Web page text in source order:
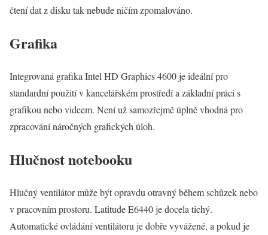
čtení dat z disku tak nebude ničím zpomalováno.
Grafika
Integrovaná grafika Intel HD Graphics 4600 je ideální pro
standardní použití v kancelářském prostředí a základní práci s
grafikou nebo videem. Není už samozřejmě úplně vhodná pro
zpracování náročných grafických úloh.
Hlučnost notebooku
Hlučný ventilátor může být opravdu otravný během schůzek nebo
v pracovním prostoru. Latitude E6440 je docela tichý.
Automatické ovládání ventilátoru je dobře vyvážené, a pokud je